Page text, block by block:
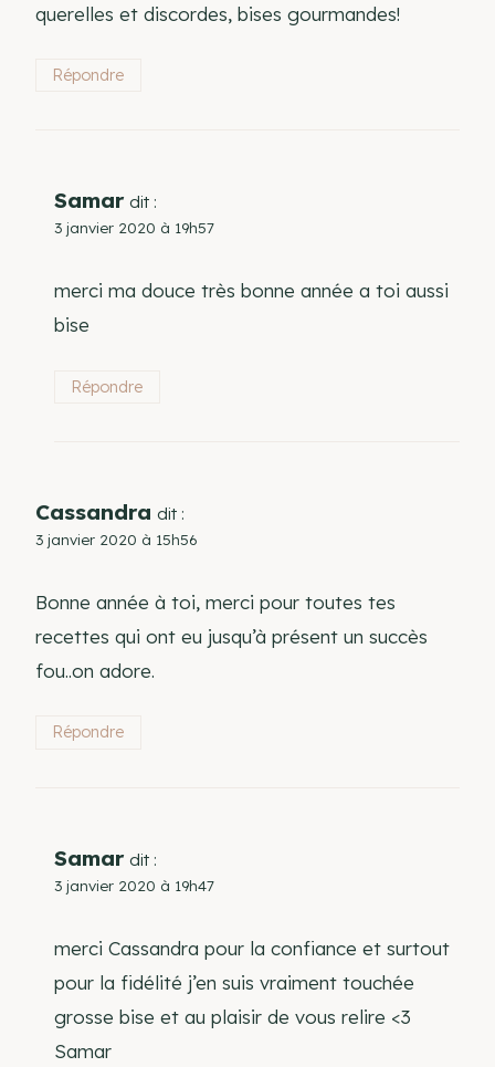
querelles et discordes, bises gourmandes!
Répondre
Samar dit :
3 janvier 2020 à 19h57
merci ma douce très bonne année a toi aussi
bise
Répondre
Cassandra dit :
3 janvier 2020 à 15h56
Bonne année à toi, merci pour toutes tes
recettes qui ont eu jusqu’à présent un succès
fou..on adore.
Répondre
Samar dit :
3 janvier 2020 à 19h47
merci Cassandra pour la confiance et surtout
pour la fidélité j’en suis vraiment touchée
grosse bise et au plaisir de vous relire <3
Samar